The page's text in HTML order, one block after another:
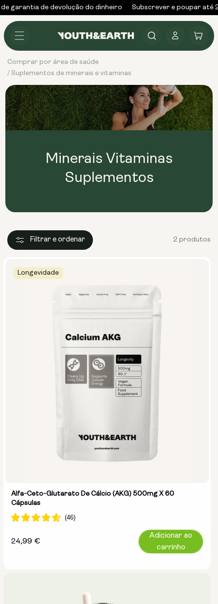
para o
conteúdo
garantia de devolução do dinheiro Subscrever e poupar até
sessão
Carrinho
Comprar por área de saúde
/ Suplementos de minerais e vitaminas
Minerais Vitaminas
Suplementos
Filtrar e ordenar 2 produtos
Longevidade
Alfa-Ceto-Glutarato De Cálcio (AKG) 500mg X 60
Cápsulas
Preço
24,99 €
Adicionar ao
carrinho